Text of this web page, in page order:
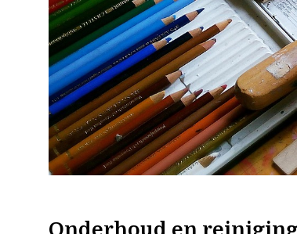
Onderhoud en